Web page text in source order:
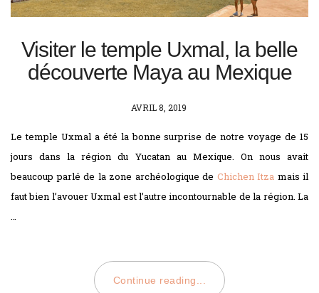
Visiter le temple Uxmal, la belle
découverte Maya au Mexique
POSTED
AVRIL 8, 2019
Le temple Uxmal a été la bonne surprise de notre voyage de 15
jours dans la région du Yucatan au Mexique. On nous avait
beaucoup parlé de la zone archéologique de Chichen Itza mais il
faut bien l’avouer Uxmal est l’autre incontournable de la région. La
Continue reading...